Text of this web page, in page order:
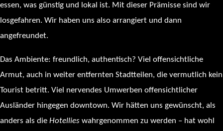
essen, was günstig und lokal ist. Mit dieser Prämisse sind wir
losgefahren. Wir haben uns also arrangiert und dann
angefreundet.
Das Ambiente: freundlich, authentisch? Viel offensichtliche
Armut, auch in weiter entfernten Stadtteilen, die vermutlich kein
Tourist betritt. Viel nervendes Umwerben offensichtlicher
Ausländer hingegen downtown. Wir hätten uns gewünscht, als
anders als die Hotellies wahrgenommen zu werden – hat wohl